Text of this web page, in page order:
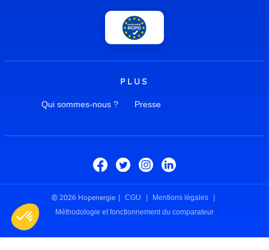
PLUS
Qui sommes-nous ? Presse
© 2026 Hopenergie CGU
Mentions légales
Méthodologie et fonctionnement du comparateur